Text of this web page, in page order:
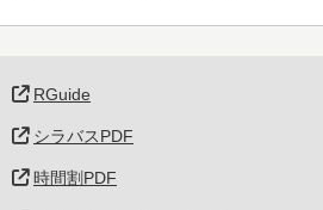
RGuide
シラバスPDF
時間割PDF